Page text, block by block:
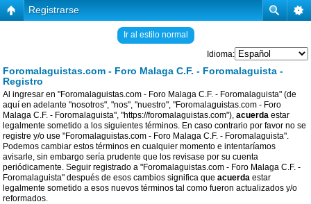
Registrarse
Ir al estilo normal
Idioma:
Foromalaguistas.com - Foro Malaga C.F. - Foromalaguista -
Registro
Al ingresar en "Foromalaguistas.com - Foro Malaga C.F. - Foromalaguista" (de
aquí en adelante "nosotros", "nos", "nuestro", "Foromalaguistas.com - Foro
Malaga C.F. - Foromalaguista", "https://foromalaguistas.com"), acuerda estar
legalmente sometido a los siguientes términos. En caso contrario por favor no se
registre y/o use "Foromalaguistas.com - Foro Malaga C.F. - Foromalaguista".
Podemos cambiar estos términos en cualquier momento e intentaríamos
avisarle, sin embargo sería prudente que los revisase por su cuenta
periódicamente. Seguir registrado a "Foromalaguistas.com - Foro Malaga C.F. -
Foromalaguista" después de esos cambios significa que acuerda estar
legalmente sometido a esos nuevos términos tal como fueron actualizados y/o
reformados.